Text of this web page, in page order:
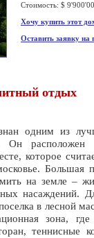
Стоимость: $
Хочу купить этот
Оставить заявку на
отдых
одним из
Он расположен
которое
Большая
на земле –
насаждений.
в лесной
зона,
теннисные